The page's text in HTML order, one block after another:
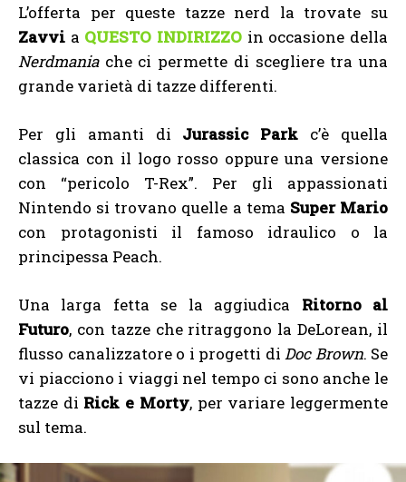
L’offerta per queste tazze nerd la trovate su
Zavvi a QUESTO INDIRIZZO in occasione della
Nerdmaniache ci permette di scegliere tra una
grande varietà di tazze differenti.
Per gli amanti di Jurassic Park c’è quella
classica con il logo rosso oppure una versione
con “pericolo T-Rex”. Per gli appassionati
Nintendo si trovano quelle a tema Super Mario
con protagonisti il famoso idraulico o la
principessa Peach.
Una larga fetta se la aggiudica Ritorno al
Futuro, con tazze che ritraggono la DeLorean, il
flusso canalizzatore o i progetti di Doc Brown. Se
vi piacciono i viaggi nel tempo ci sono anche le
tazze di Rick e Morty, per variare leggermente
sul tema.